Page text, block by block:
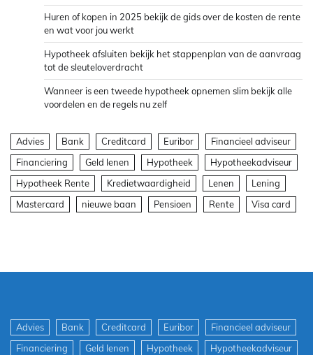
Huren of kopen in 2025 bekijk de gids over de kosten de rente
en wat voor jou werkt
Hypotheek afsluiten bekijk het stappenplan van de aanvraag
tot de sleuteloverdracht
Wanneer is een tweede hypotheek opnemen slim bekijk alle
voordelen en de regels nu zelf
Advies Bank Creditcard Euribor
Financieel adviseur
Financiering
Geld lenen Hypotheek
Hypotheekadviseur
Hypotheek Rente
Kredietwaardigheid Lenen
Lening
Mastercard
nieuwe baan Pensioen Rente Visa card
Advies Bank Creditcard Euribor
Financieel adviseur
Financiering
Geld lenen Hypotheek
Hypotheekadviseur